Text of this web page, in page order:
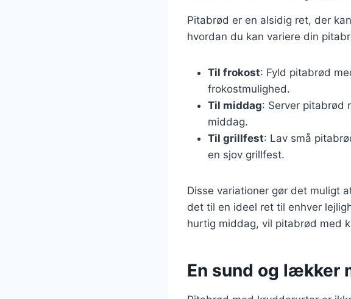
Pitabrød er en alsidig ret, der
hvordan du kan variere din
Til frokost: Fyld pitabrød
frokostmulighed.
Til middag: Server pitabrød
middag.
Til grillfest: Lav små
en sjov grillfest.
Disse variationer gør det muligt
det til en ideel ret til enhver
hurtig middag, vil pitabrød med
En sund og lækker